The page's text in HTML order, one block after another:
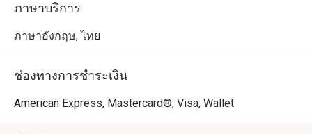
ภาษาบริการ
ภาษาอังกฤษ, ไทย
ช่องทางการชำระเงิน
American Express, Mastercard®, Visa, Wallet